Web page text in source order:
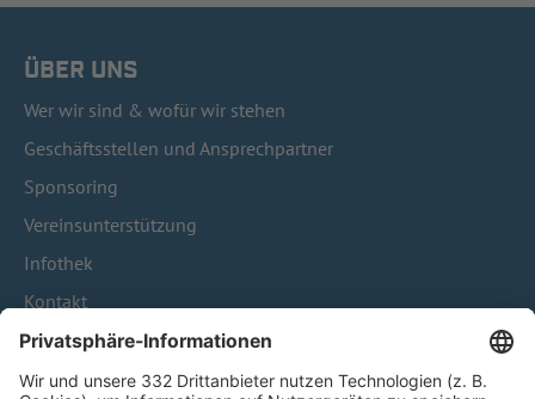
ÜBER UNS
Wer wir sind & wofür wir stehen
Geschäftsstellen und Ansprechpartner
Sponsoring
Vereinsunterstützung
Infothek
Kontakt
HÄUFIG BESUCHTE SEITEN